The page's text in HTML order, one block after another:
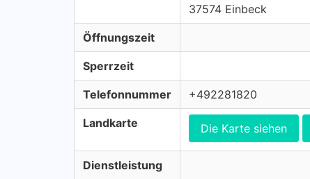
37574 Einbeck
Öffnungszeit
Sperrzeit
Telefonnummer +492281820
Landkarte Die Karte siehen
Dienstleistung